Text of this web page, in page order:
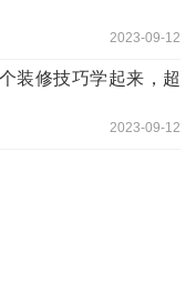
2023-09-12
装修技巧学起来，超
2023-09-12